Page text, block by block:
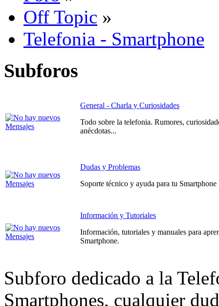
Off Topic »
Telefonia - Smartphone
Subforos
General - Charla y Curiosidades
Todo sobre la telefonia. Rumores,
anécdotas...
Dudas y Problemas
Soporte técnico y ayuda para tu Smartphone
Información y Tutoriales
Información, tutoriales y manuales para
Smartphone.
Subforo dedicado a la
Smartphones, cualquier